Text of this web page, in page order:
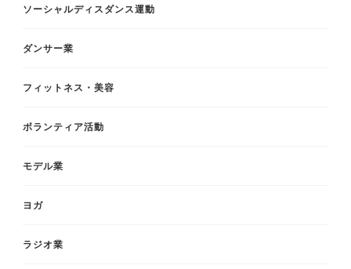
ソーシャルディスダンス運動
ダンサー業
フィットネス・美容
ボランティア活動
モデル業
ヨガ
ラジオ業